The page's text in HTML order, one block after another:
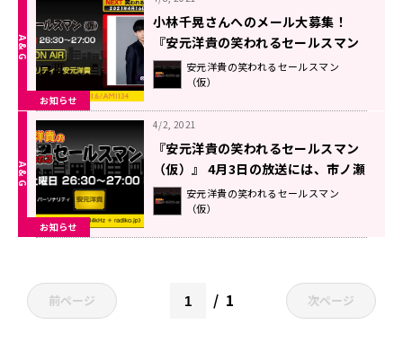
お知らせ
小林千晃さんへのメール大募集！
『安元洋貴の笑われるセールスマン
（仮）』安元洋貴の笑われるセールスマン
（仮）
お知らせ
4/2, 2021
『安元洋貴の笑われるセールスマン
（仮）』 4月3日の放送には、市ノ瀬
加那さんがゲストに登場！
安元洋貴の笑われるセールスマン
（仮）
前ページ 1 次ページ